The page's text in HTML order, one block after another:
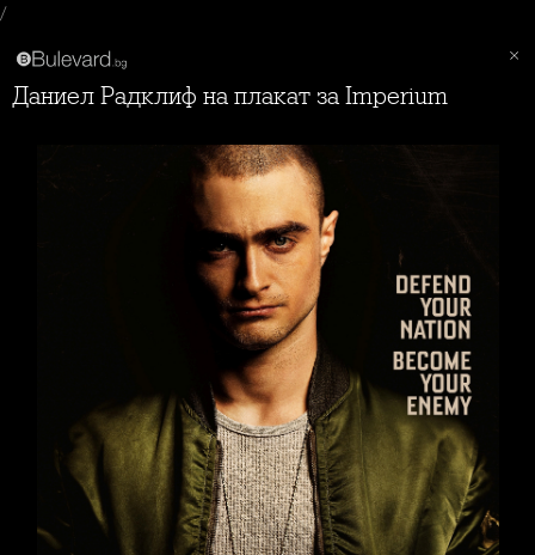
/
Даниел Радклиф на плакат за Imperium